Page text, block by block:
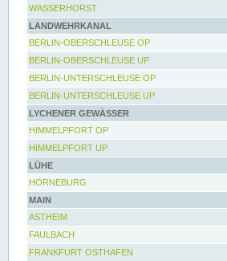
WASSERHORST
LANDWEHRKANAL
BERLIN-OBERSCHLEUSE OP
BERLIN-OBERSCHLEUSE UP
BERLIN-UNTERSCHLEUSE OP
BERLIN-UNTERSCHLEUSE UP
LYCHENER GEWÄSSER
HIMMELPFORT OP
HIMMELPFORT UP
LÜHE
HORNEBURG
MAIN
ASTHEIM
FAULBACH
FRANKFURT OSTHAFEN